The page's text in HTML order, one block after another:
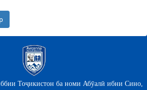
Тоҷикистон ба номи Абӯалӣ ибни Сино,